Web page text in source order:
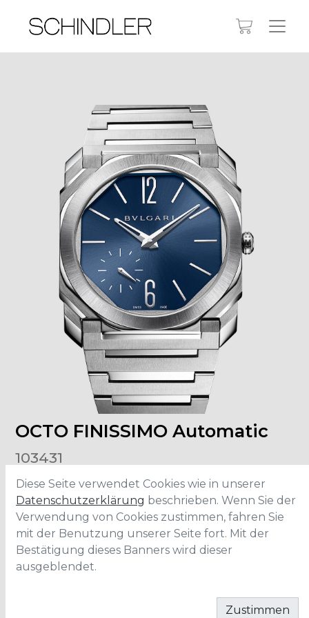
OCTO FINISSIMO Automatic
103431
Grösse:
40mm
Edelstahl
Wasserdichtigkeit: 100 Meter
IN DEN WARENKORB
Diese Seite verwendet Cookies wie in unserer
Datenschutzerklärung beschrieben. Wenn Sie der
Verwendung von Cookies zustimmen, fahren Sie
mit der Benutzung unserer Seite fort. Mit der
Bestätigung dieses Banners wird dieser
ausgeblendet.
Zustimmen